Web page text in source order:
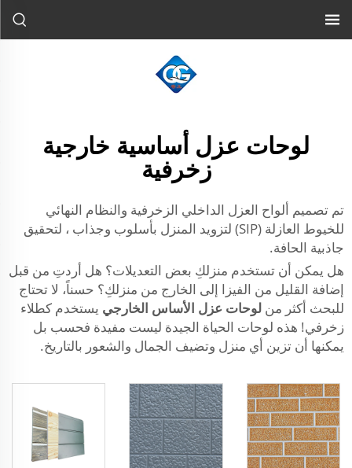
لوحات عزل أساسية خارجية
زخرفية
تم تصميم ألواح العزل الداخلي الزخرفية والنظام النهائي
للخيوط العازلة (SIP) لتزويد المنزل بأسلوب وجذاب ، لتحقيق
جاذبية الحافة.
هل يمكن أن تستخدم منزلكِ بعض التعديلات؟ هل أردتِ من قبل
إضافة القليل من الفيزا إلى الخارج من منزلكِ؟ حسناً، لا تحتاج
للبحث أكثر من لوحات عزل الأساس الخارجي يستخدم كطلاء
زخرفي! هذه لوحات الحياة الجيدة ليست مفيدة فحسب بل
يمكنها أن تزين أي منزل وتضيف الجمال والشعور بالتاريخ.